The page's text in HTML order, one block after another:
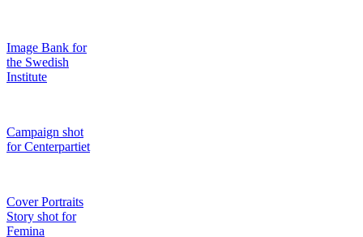
Image Bank for
the Swedish
Institute
Campaign shot
for Centerpartiet
Cover Portraits
Story shot for
Femina